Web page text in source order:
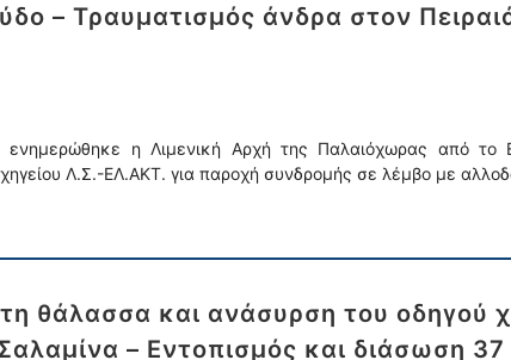
– Τραυματισμός άνδρα στον
η Λιμενική Αρχή της Παλαιόχωρας από το
Λ.Σ.-ΕΛ.ΑΚΤ. για παροχή συνδρομής σε λέμβο με
θάλασσα και ανάσυρση του οδηγού
– Εντοπισμός και διάσωση